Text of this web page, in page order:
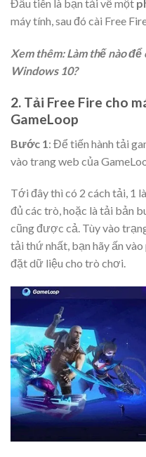
Đầu tiên là bạn tải về một
máy tính, sau đó cài Free
Xem thêm: Làm thế nào
Windows 10?
2. Tải Free Fire cho
GameLoop
Bước 1 : Để tiến hành tải
vào trang web của
Tới đây thì có 2 cách tải, 1
đủ các trò, hoặc là tải bản
cũng được cả. Tùy vào
tải thứ nhất, bạn hãy ấn
đặt dữ liệu cho trò chơi.